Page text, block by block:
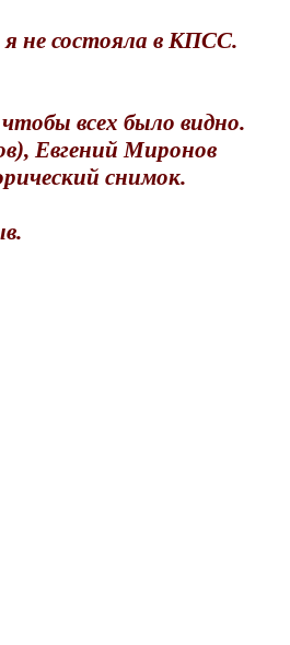
не состояла в КПСС.
всех было видно.
Евгений Миронов
снимок.